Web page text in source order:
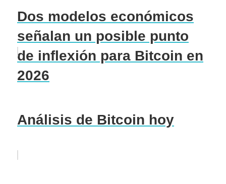
Dos modelos económicos
señalan un posible punto
de inflexión para Bitcoin en
2026
Análisis de Bitcoin hoy